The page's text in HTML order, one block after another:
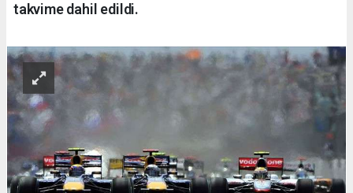
takvime dahil edildi.